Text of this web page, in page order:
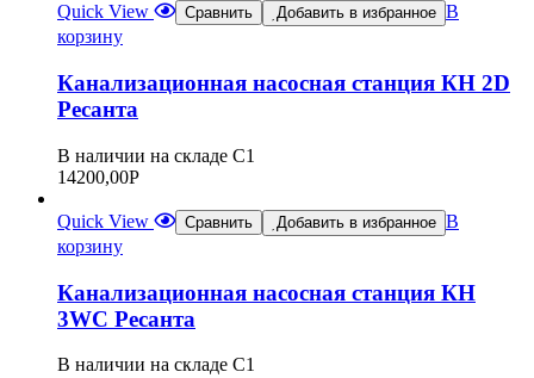
Quick View Сравнить Добавить в избранное В
корзину
Канализационная насосная станция КН 2D
Ресанта
В наличии на складе С1
14200,00Р
Quick View Сравнить Добавить в избранное В
корзину
Канализационная насосная станция КН
3WC Ресанта
В наличии на складе С1